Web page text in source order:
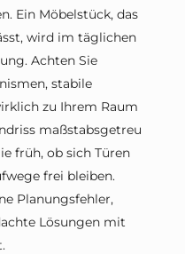
Ein Möbelstück, das
wird im täglichen
Achten Sie
stabile
zu Ihrem Raum
maßstabsgetreu
früh, ob sich Türen
frei bleiben.
Planungsfehler,
Lösungen mit